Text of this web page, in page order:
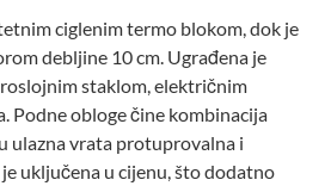
ciglenim termo blokom, dok je
debljine 10 cm. Ugrađena je
staklom, električnim
Podne obloge čine kombinacija
ulazna vrata protuprovalna i
uključena u cijenu, što dodatno